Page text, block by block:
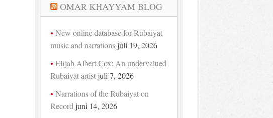
OMAR KHAYYAM BLOG
New online database for Rubaiyat
music and narrations juli 19, 2026
Elijah Albert Cox: An undervalued
Rubaiyat artist juli 7, 2026
Narrations of the Rubaiyat on
Record juni 14, 2026